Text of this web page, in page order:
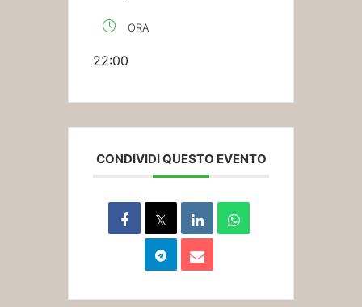
ORA
22:00
CONDIVIDI QUESTO EVENTO